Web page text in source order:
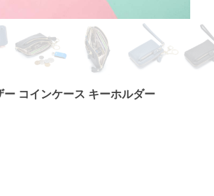
ー コインケース キーホルダー